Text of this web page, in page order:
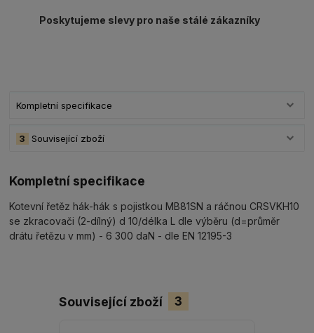
Poskytujeme slevy pro naše stálé zákazníky
Kompletní specifikace
Související zboží
3
Kompletní specifikace
Kotevní řetěz hák-hák s pojistkou MB81SN a ráčnou CRSVKH10
se zkracovači (2-dílný) d 10/délka L dle výběru (d=průměr
drátu řetězu v mm) - 6 300 daN - dle EN 12195-3
Související zboží 3